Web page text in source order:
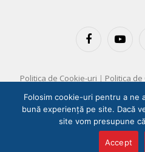
Facebook
Politica de Cookie-uri | Politica
Copyright © 2025
Folosim cookie-uri pentru a ne
bună experiență pe site. Dacă
site vom presupune
Accept